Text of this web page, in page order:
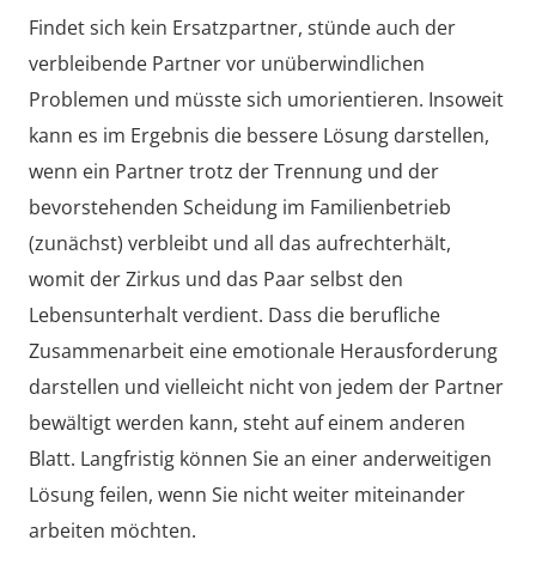
Findet sich kein Ersatzpartner, stünde auch der
verbleibende Partner vor unüberwindlichen
Problemen und müsste sich umorientieren. Insoweit
kann es im Ergebnis die bessere Lösung darstellen,
wenn ein Partner trotz der Trennung und der
bevorstehenden Scheidung im Familienbetrieb
(zunächst) verbleibt und all das aufrechterhält,
womit der Zirkus und das Paar selbst den
Lebensunterhalt verdient. Dass die berufliche
Zusammenarbeit eine emotionale Herausforderung
darstellen und vielleicht nicht von jedem der Partner
bewältigt werden kann, steht auf einem anderen
Blatt. Langfristig können Sie an einer anderweitigen
Lösung feilen, wenn Sie nicht weiter miteinander
arbeiten möchten.